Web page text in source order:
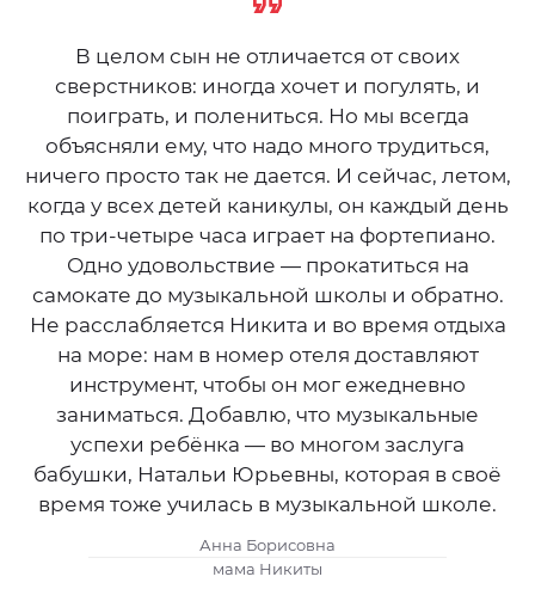
В целом сын не отличается от своих
сверстников: иногда хочет и погулять, и
поиграть, и полениться. Но мы всегда
объясняли ему, что надо много трудиться,
ничего просто так не дается. И сейчас, летом,
когда у всех детей каникулы, он каждый день
по три-четыре часа играет на фортепиано.
Одно удовольствие — прокатиться на
самокате до музыкальной школы и обратно.
Не расслабляется Никита и во время отдыха
на море: нам в номер отеля доставляют
инструмент, чтобы он мог ежедневно
заниматься. Добавлю, что музыкальные
успехи ребёнка — во многом заслуга
бабушки, Натальи Юрьевны, которая в своё
время тоже училась в музыкальной школе.
Анна Борисовна
мама Никиты